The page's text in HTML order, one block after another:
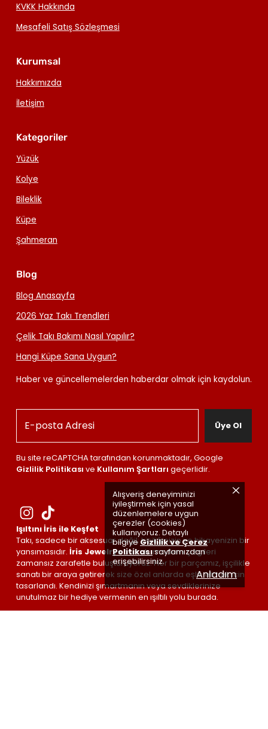
Alışveriş deneyiminizi
iyileştirmek için yasal
düzenlemelere uygun
çerezler (cookies)
kullanıyoruz. Detaylı
bilgiyeGizlilik ve Çerez
Politikasısayfamızdan
erişebilirsiniz.
Anladım
KVKK Hakkında
Mesafeli Satış Sözleşmesi
Kurumsal
Hakkımızda
İletişim
Kategoriler
Yüzük
Kolye
Bileklik
Küpe
Şahmeran
Blog
Blog Anasayfa
2026 Yaz Takı Trendleri
Çelik Takı Bakımı Nasıl Yapılır?
Hangi Küpe Sana Uygun?
Haber ve güncellemelerden haberdar olmak için kaydolun.
Üye Ol
Bu site reCAPTCHA tarafından korunmaktadır, Google
Gizlilik Politikası ve Kullanım Şartları geçerlidir.
Işıltını İris ile Keşfet
Takı, sadece bir aksesuar değil; kişiliğinizin ve hikayenizin bir
yansımasıdır. İris Jewelrysolarak, modern çizgileri
zamansız zarafetle buluşturuyoruz. Her bir parçamız, işçilikle
sanatı bir araya getirerek size özel anlarda eşlik etmek için
tasarlandı. Kendinizi şımartmanın veya sevdiklerinize
unutulmaz bir hediye vermenin en ışıltılı yolu burada.